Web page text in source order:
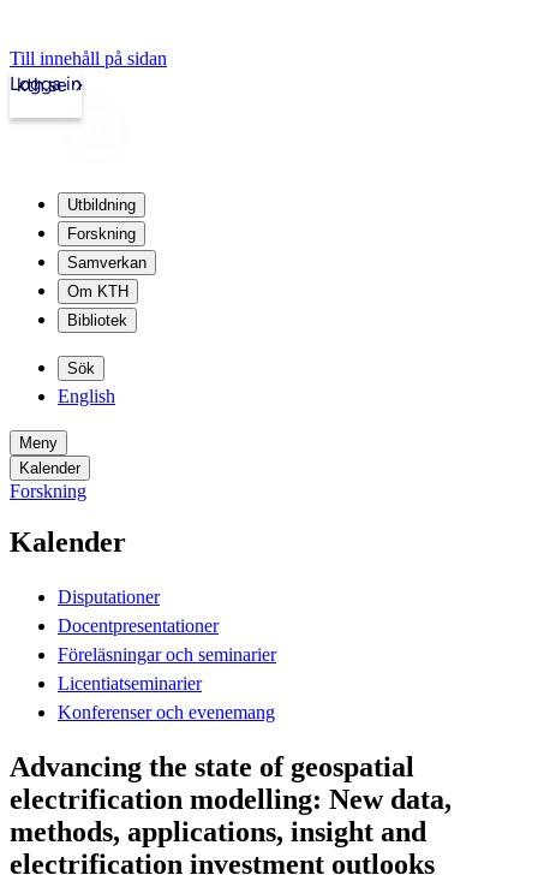
Till innehåll på sidan
kth.se
Logga in
Utbildning
Forskning
Samverkan
Om KTH
Bibliotek
Sök
English
Meny
Kalender
Forskning
Kalender
Disputationer
Docentpresentationer
Föreläsningar och seminarier
Licentiatseminarier
Konferenser och evenemang
Advancing the state of geospatial
electrification modelling: New data,
methods, applications, insight and
electrification investment outlooks